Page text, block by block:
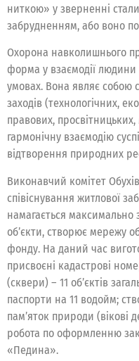
ниткою» у зверненні
забрудненням, або воно
Охорона навколишнього
форма у взаємодії
умовах. Вона являє собою
заходів (технологічних,
правових,
гармонічну взаємодію
відтворення природних
Виконавчий комітет
співіснування житлової
намагається максимально
об’єкти, створює мережу
фонду. На даний час
присвоєні кадастрові
(сквери) – 11 об’єктів
паспорти на 11 водойм;
пам’яток природи (вікові
робота по оформленню
«Педина».